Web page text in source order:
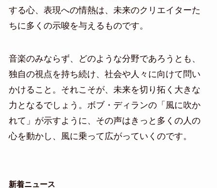
する心、表現への情熱は、未来のクリエイターた
ちに多くの示唆を与えるものです。
音楽のみならず、どのような分野であろうとも、
独自の視点を持ち続け、社会や人々に向けて問い
かけること。それこそが、未来を切り拓く大きな
力となるでしょう。ボブ・ディランの「風に吹か
れて」が示すように、その声はきっと多くの人の
心を動かし、風に乗って広がっていくのです。
新着ニュース